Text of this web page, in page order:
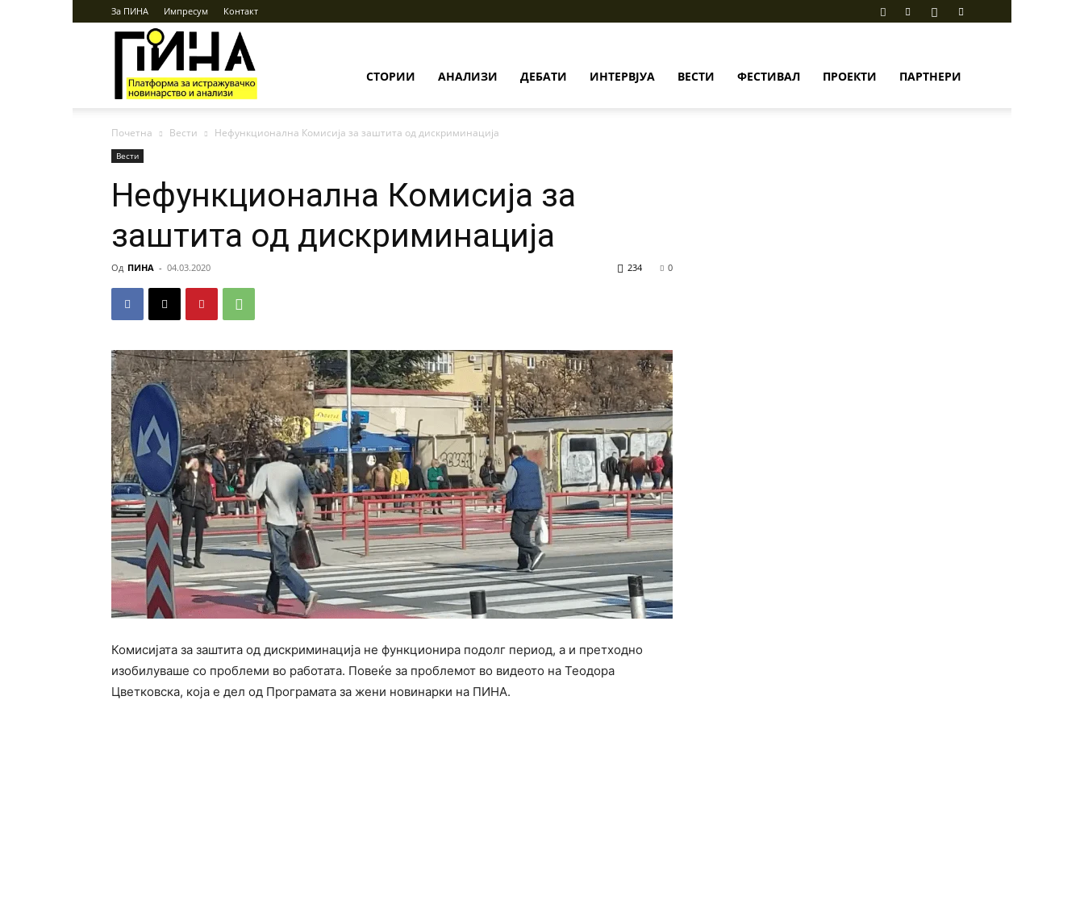
За ПИНА Импресум Контакт
СТОРИИ АНАЛИЗИ ДЕБАТИ ИНТЕРВЈУА ВЕСТИ ФЕСТИВАЛ ПРОЕКТИ ПАРТНЕРИ
Почетна Вести Нефункционална Комисија за заштита од дискриминација
Вести
Нефункционална Комисија за
заштита од дискриминација
Од ПИНА - 04.03.2020 0
234
Комисијата за заштита од дискриминација не функционира подолг период, а и претходно
изобилуваше со проблеми во работата. Повеќе за проблемот во видеото на Теодора
Цветковска, која е дел од Програмата за жени новинарки на ПИНА.